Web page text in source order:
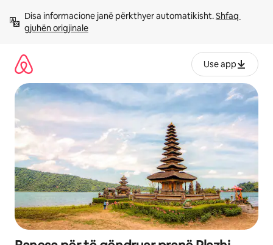
përmbajtja
Disa informacione janë përkthyer automatikisht. Shfaq
gjuhën origjinale
Use app